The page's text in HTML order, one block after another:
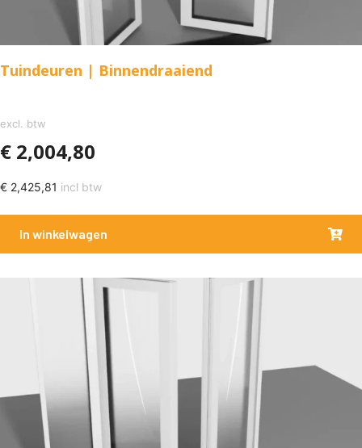
Tuindeuren | Binnendraaiend
excl. btw
€ 2,004,80
€ 2,425,81 incl btw
In winkelwagen